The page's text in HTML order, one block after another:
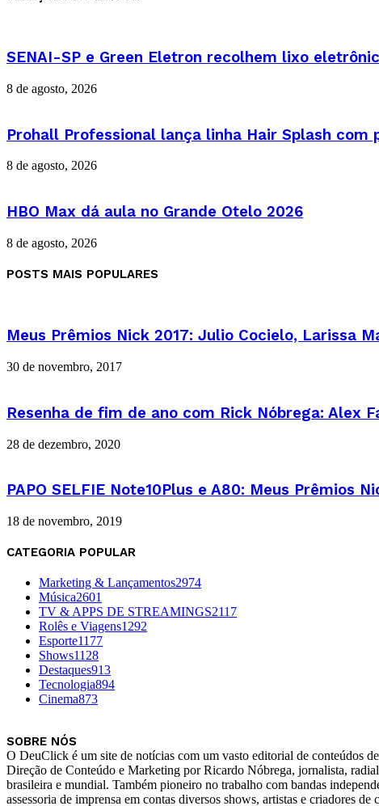
SENAI-SP e Green Eletron recolhem lixo
8 de agosto, 2026
Prohall Professional lança linha Hair Splash com
8 de agosto, 2026
HBO Max dá aula no Grande Otelo 2026
8 de agosto, 2026
POSTS MAIS POPULARES
Meus Prêmios Nick 2017: Julio Cocielo, Larissa
30 de novembro, 2017
Resenha de fim de ano com Rick Nóbrega: Alex
28 de dezembro, 2020
PAPO SELFIE Note10Plus e A80: Meus Prêmios
18 de novembro, 2019
CATEGORIA POPULAR
Marketing & Lançamentos2974
Música2601
TV & APPS DE STREAMINGS2117
Rolês e Viagens1292
Esporte1177
Shows1128
Destaques913
Tecnologia894
Cinema873
SOBRE NÓS
O DeuClick é um site de notícias com um vasto editorial de conteúdos
Direção de Conteúdo e Marketing por Ricardo Nóbrega, jornalista,
brasileira e mundial. Também pioneiro no trabalho com bandas
assessoria de imprensa em contas diversos shows, artistas e criadores